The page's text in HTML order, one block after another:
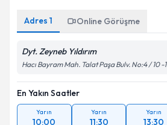
Adres 1 Online Görüşme
Dyt. Zeyneb Yıldırım
Hacı Bayram Mah. Talat Paşa Bulv. No:4 / 10 -1
En Yakın Saatler
Yarın
10:00
Yarın
11:30
Yarın
13:30